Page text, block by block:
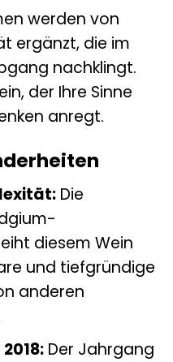
werden von
ergänzt, die im
nachklingt.
der Ihre Sinne
anregt.
Die
diesem Wein
und tiefgründige
anderen
Der Jahrgang